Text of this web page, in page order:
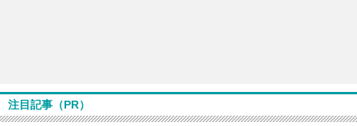
注目記事（PR）